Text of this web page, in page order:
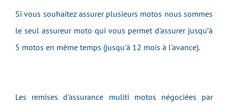
Si vous souhaitez assurer plusieurs motos nous sommes
le seul assureur moto qui vous permet d'assurer jusqu’à
5 motos en même temps (jusqu'à 12 mois à l'avance).
Les remises d'assurance muliti motos négociées par